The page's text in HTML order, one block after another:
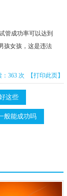
管成功率可以达到
孩女孩，这是违法
363 次 【打印此页】
这些
般能成功吗